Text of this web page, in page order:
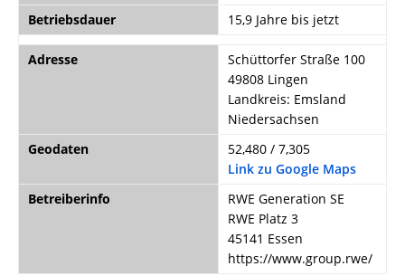
Betriebsdauer
15,9 Jahre bis jetzt
Adresse
Schüttorfer Straße 100
49808 Lingen
Landkreis: Emsland
Niedersachsen
Geodaten
52,480 / 7,305
Link zu Google Maps
Betreiberinfo
RWE Generation SE
RWE Platz 3
45141 Essen
https://www.group.rwe/